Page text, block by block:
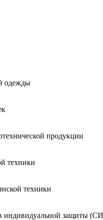
одежды
продукции
техники
техники
индивидуальной защиты